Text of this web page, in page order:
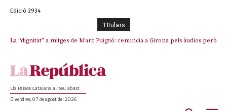
Edició 2934
TItulars
La “dignitat” a mitges de Marc Puigtió: renuncia a Girona pels àudios però
Els Països Catalans al teu abast
Divendres, 07 de agost del 2026